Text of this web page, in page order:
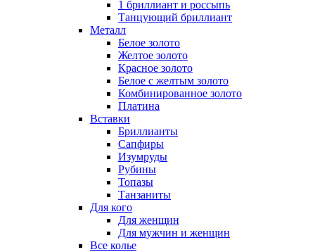
1 бриллиант и россыпь
Танцующий бриллиант
Металл
Белое золото
Желтое золото
Красное золото
Белое с желтым золото
Комбинированное золото
Платина
Вставки
Бриллианты
Сапфиры
Изумруды
Рубины
Топазы
Танзаниты
Для кого
Для женщин
Для мужчин и женщин
Все колье